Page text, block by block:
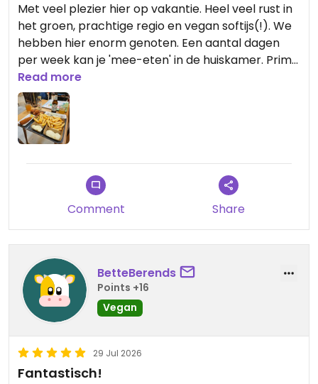
Met veel plezier hier op vakantie. Heel veel rust in
het groen, prachtige regio en vegan softijs(!). We
hebben hier enorm genoten. Een aantal dagen
per week kan je 'mee-eten' in de huiskamer. Prima
verzorgd!
Read more
Comment Share
BetteBerends
Points +16
Vegan
29 Jul 2026
Fantastisch!